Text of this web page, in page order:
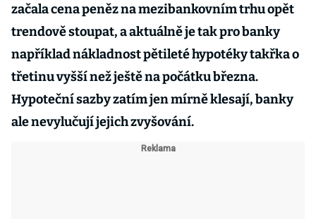
začala cena peněz na mezibankovním trhu opět
trendově stoupat, a aktuálně je tak pro banky
například nákladnost pětileté hypotéky takřka o
třetinu vyšší než ještě na počátku března.
Hypoteční sazby zatím jen mírně klesají, banky
ale nevylučují jejich zvyšování.